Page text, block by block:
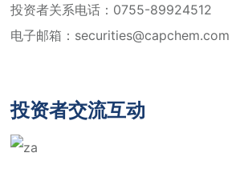
江南网站
投资者关系电话： 0755-89924512
电子邮箱： securities@capchem.com
投资者交流互动